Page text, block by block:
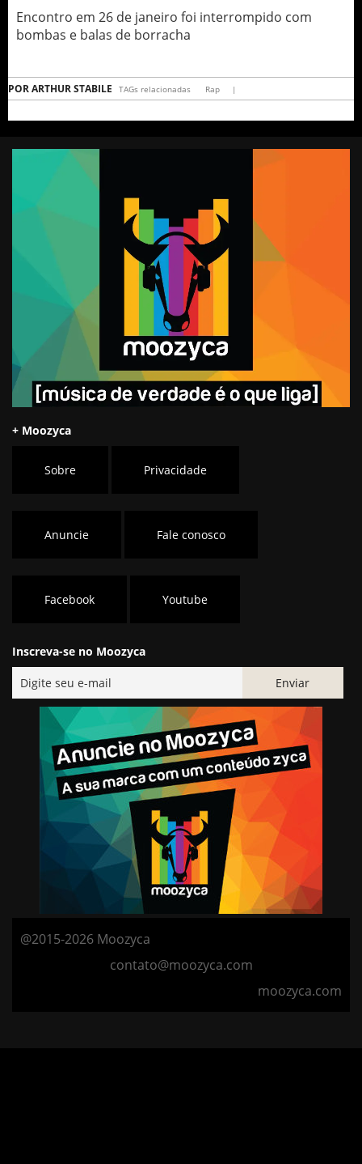
Encontro em 26 de janeiro foi interrompido com
bombas e balas de borracha
PORARTHUR STABILE TAGs relacionadas Rap |
+ Moozyca
Sobre Privacidade
Anuncie Fale conosco
Facebook Youtube
Inscreva-se no Moozyca
@2015-2026 Moozyca
contato@moozyca.com
moozyca.com